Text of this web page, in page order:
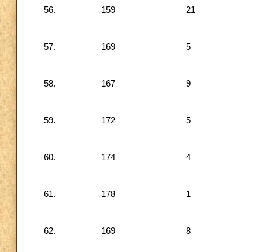
56. 159 21
57. 169 5
58. 167 9
59. 172 5
60. 174 4
61. 178 1
62. 169 8